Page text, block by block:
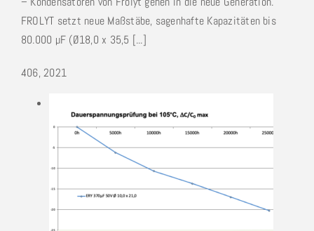
FROLYT setzt neue Maßstäbe, sagenhafte Kapazitäten bis
80.000 µF (Ø18,0 x 35,5 [...]
406, 2021